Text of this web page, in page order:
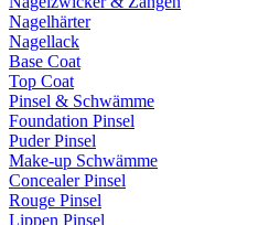
Nagelhärter
Nagellack
Base Coat
Top Coat
Pinsel & Schwämme
Foundation Pinsel
Puder Pinsel
Make-up Schwämme
Concealer Pinsel
Rouge Pinsel
Lippen Pinsel